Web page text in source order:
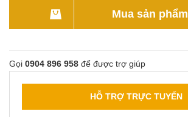
Mua sản phẩm
Gọi 0904 896 958 để được trợ giúp
HỖ TRỢ TRỰC TUYẾN